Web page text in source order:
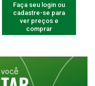
Faça seu login ou
cadastre-se para
ver preços e
comprar